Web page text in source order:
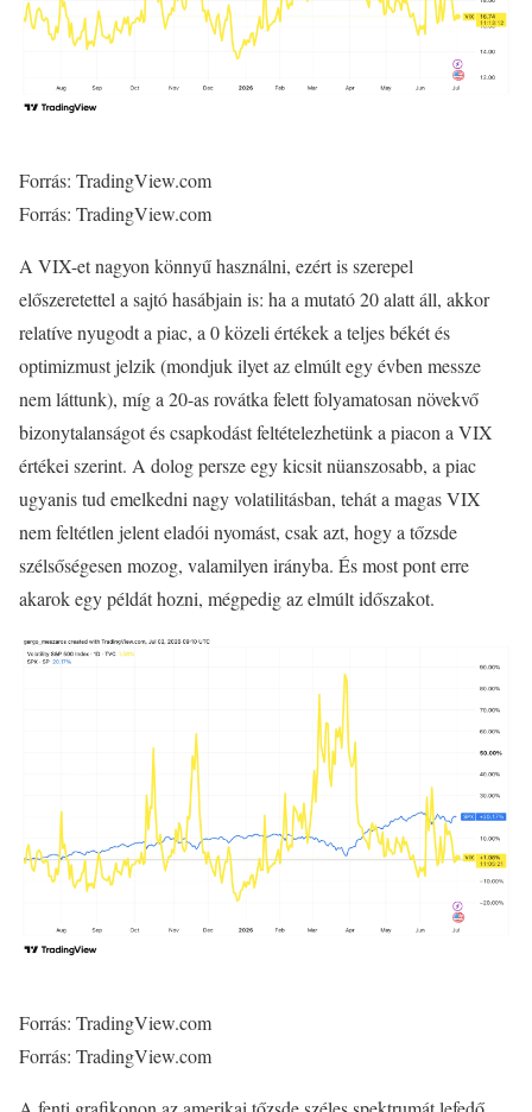
Forrás: TradingView.com
Forrás: TradingView.com
A VIX-et nagyon könnyű használni, ezért is szerepel
előszeretettel a sajtó hasábjain is: ha a mutató 20 alatt áll, akkor
relatíve nyugodt a piac, a 0 közeli értékek a teljes békét és
optimizmust jelzik (mondjuk ilyet az elmúlt egy évben messze
nem láttunk), míg a 20-as rovátka felett folyamatosan növekvő
bizonytalanságot és csapkodást feltételezhetünk a piacon a VIX
értékei szerint. A dolog persze egy kicsit nüanszosabb, a piac
ugyanis tud emelkedni nagy volatilitásban, tehát a magas VIX
nem feltétlen jelent eladói nyomást, csak azt, hogy a tőzsde
szélsőségesen mozog, valamilyen irányba. És most pont erre
akarok egy példát hozni, mégpedig az elmúlt időszakot.
Forrás: TradingView.com
Forrás: TradingView.com